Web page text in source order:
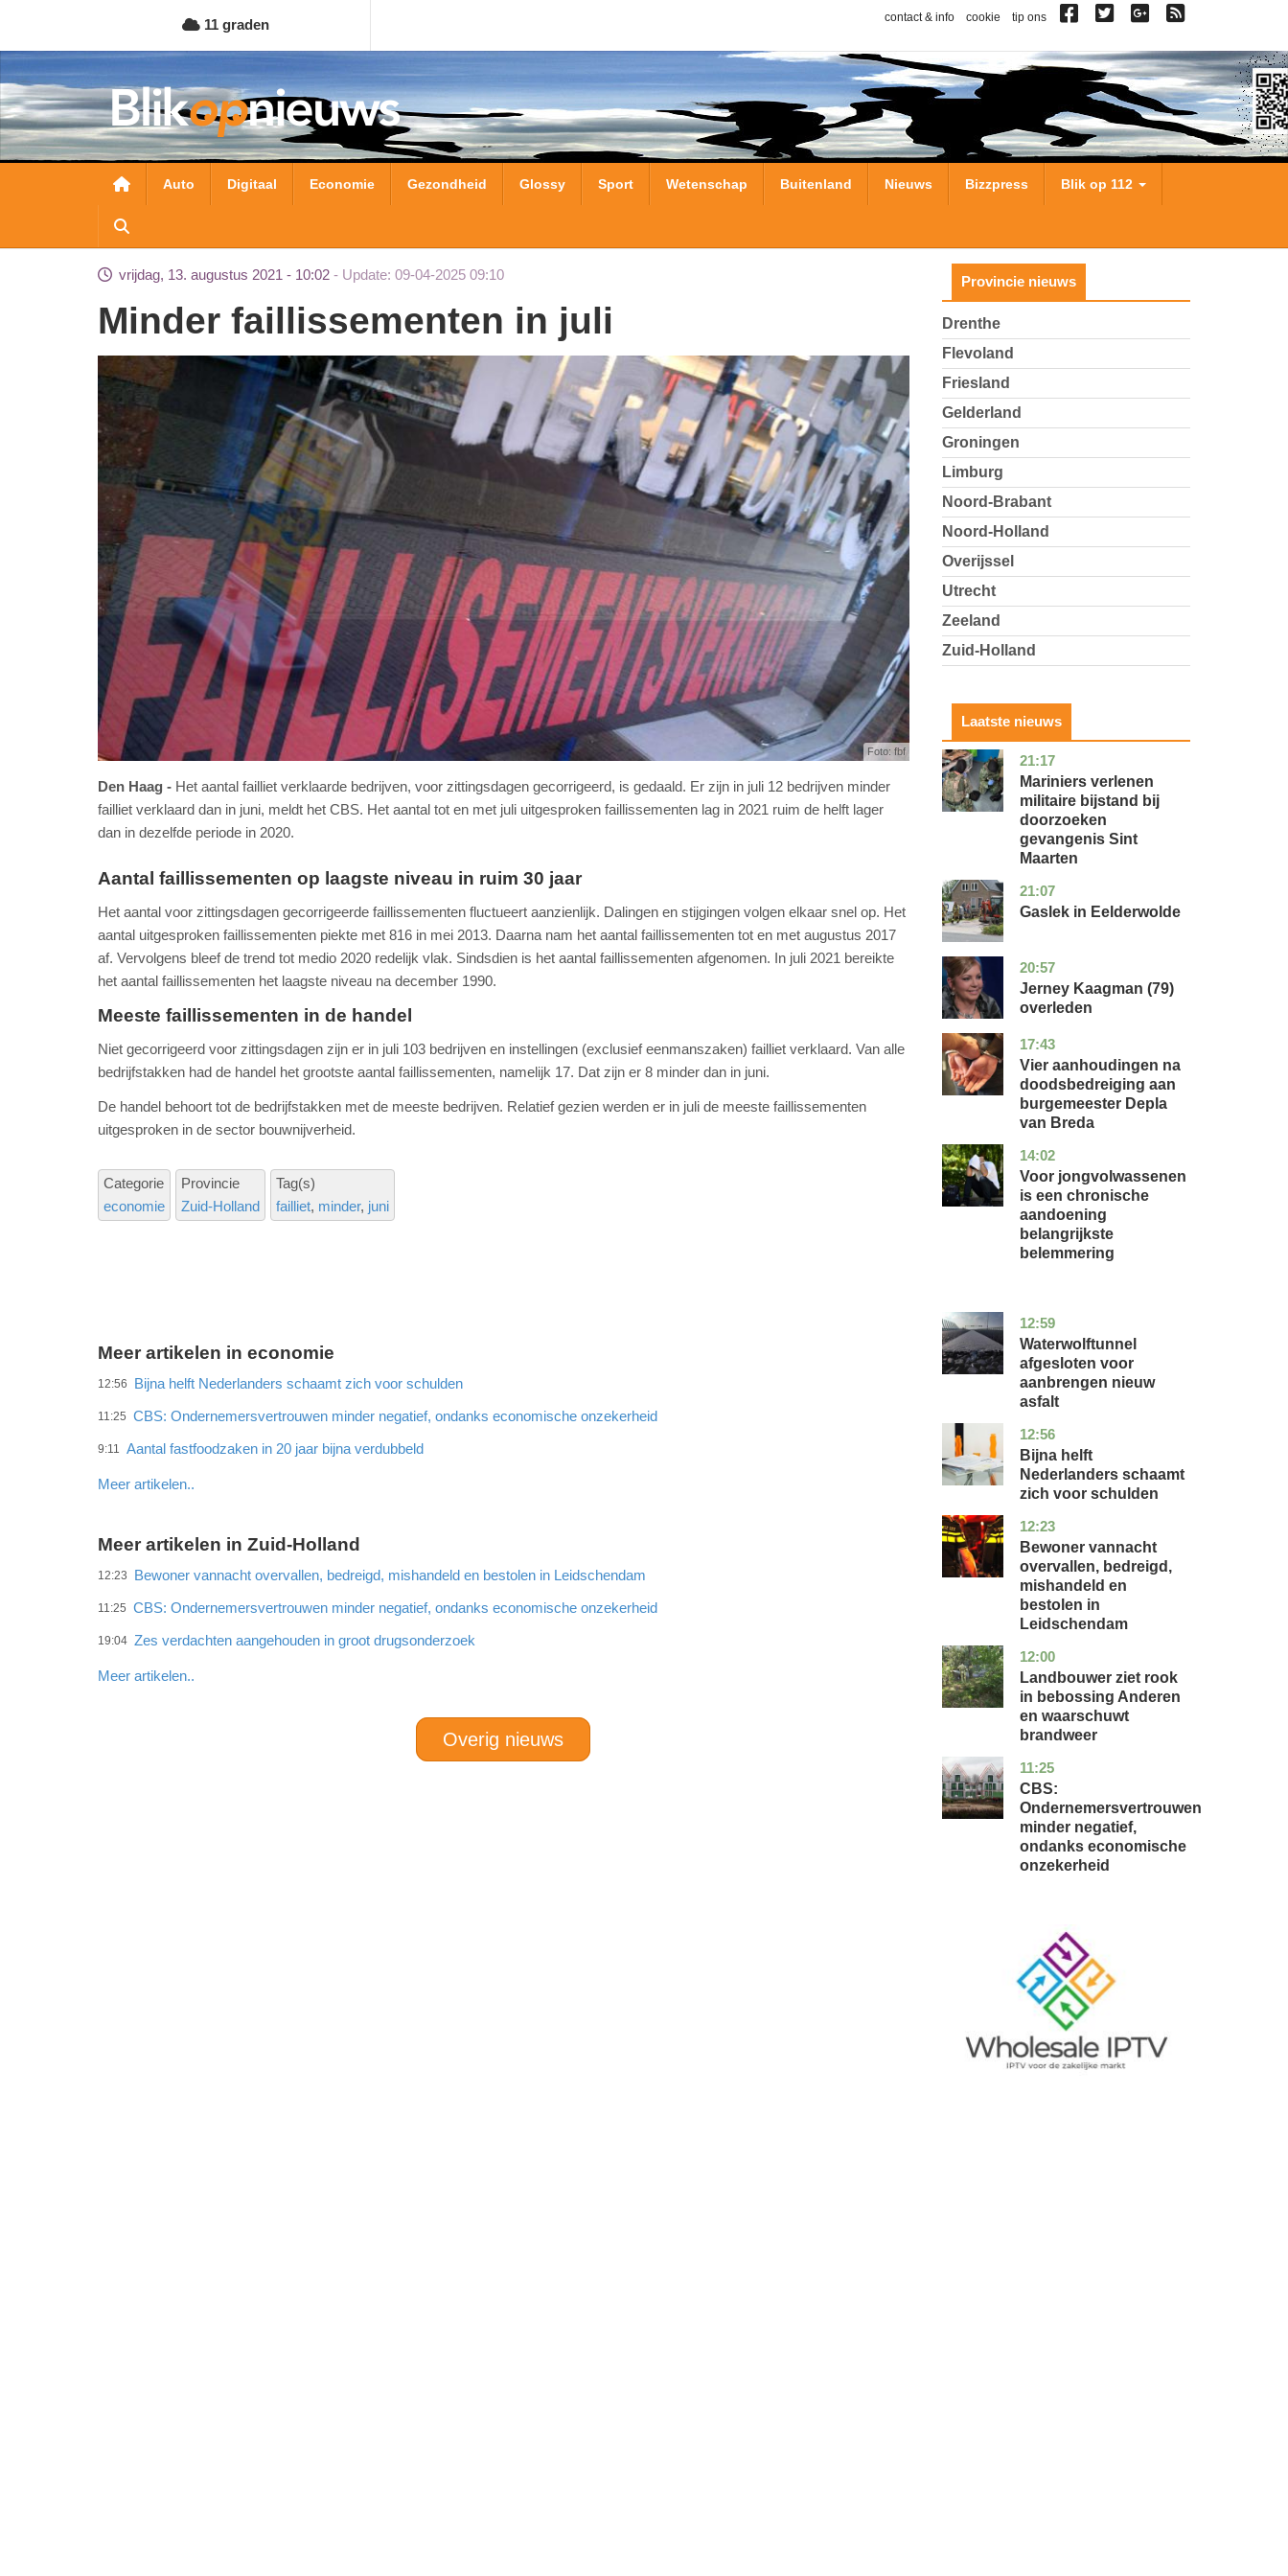
naar
de
inhoud
gaan
11 graden contact & info cookie tip ons
Hoofdnavigatie
Auto Digitaal Economie Gezondheid Glossy Sport Wetenschap Buitenland Nieuws Bizzpress Blik op 112
vrijdag, 13. augustus 2021 - 10:02 Update: 09-04-2025 09:10
Minder faillissementen in juli
Foto: fbf
Den Haag
Het aantal failliet verklaarde bedrijven, voor zittingsdagen gecorrigeerd, is gedaald. Er zijn in juli 12 bedrijven minder
failliet verklaard dan in juni, meldt het CBS. Het aantal tot en met juli uitgesproken faillissementen lag in 2021 ruim de helft lager
dan in dezelfde periode in 2020.
Aantal faillissementen op laagste niveau in ruim 30 jaar
Het aantal voor zittingsdagen gecorrigeerde faillissementen fluctueert aanzienlijk. Dalingen en stijgingen volgen elkaar snel op. Het
aantal uitgesproken faillissementen piekte met 816 in mei 2013. Daarna nam het aantal faillissementen tot en met augustus 2017
af. Vervolgens bleef de trend tot medio 2020 redelijk vlak. Sindsdien is het aantal faillissementen afgenomen. In juli 2021 bereikte
het aantal faillissementen het laagste niveau na december 1990.
Meeste faillissementen in de handel
Niet gecorrigeerd voor zittingsdagen zijn er in juli 103 bedrijven en instellingen (exclusief eenmanszaken) failliet verklaard. Van alle
bedrijfstakken had de handel het grootste aantal faillissementen, namelijk 17. Dat zijn er 8 minder dan in juni.
De handel behoort tot de bedrijfstakken met de meeste bedrijven. Relatief gezien werden er in juli de meeste faillissementen
uitgesproken in de sector bouwnijverheid.
Categorie
economie
Provincie
Zuid-Holland
Tag(s)
failliet minder juni
Meer artikelen in economie
12:56 Bijna helft Nederlanders schaamt zich voor schulden
11:25 CBS: Ondernemersvertrouwen minder negatief, ondanks economische onzekerheid
9:11 Aantal fastfoodzaken in 20 jaar bijna verdubbeld
Meer artikelen..
Meer artikelen in Zuid-Holland
12:23 Bewoner vannacht overvallen, bedreigd, mishandeld en bestolen in Leidschendam
11:25 CBS: Ondernemersvertrouwen minder negatief, ondanks economische onzekerheid
19:04 Zes verdachten aangehouden in groot drugsonderzoek
Meer artikelen..
Overig nieuws
Provincie nieuws
Drenthe
Flevoland
Friesland
Gelderland
Groningen
Limburg
Noord-Brabant
Noord-Holland
Overijssel
Utrecht
Zeeland
Zuid-Holland
Laatste nieuws
21:17
buitenland
Mariniers verlenen
militaire bijstand bij
doorzoeken
gevangenis Sint
Maarten
21:07
drenthe
nieuws
Gaslek in Eelderwolde
20:57
noord-
glossy
Jerney Kaagman (79)
overleden
17:43
noord-
brabant
nieuws
Vier aanhoudingen na
doodsbedreiging aan
burgemeester Depla
van Breda
14:02
utrecht
gezondheid
Voor jongvolwassenen
is een chronische
aandoening
belangrijkste
belemmering
12:59
noord-
holland
nieuws
Waterwolftunnel
afgesloten voor
aanbrengen nieuw
asfalt
12:56
noord-
holland
economie
Bijna helft
Nederlanders schaamt
zich voor schulden
12:23
zuid-
holland
nieuws
Bewoner vannacht
overvallen, bedreigd,
mishandeld en
bestolen in
Leidschendam
12:00
drenthe
nieuws
Landbouwer ziet rook
in bebossing Anderen
en waarschuwt
brandweer
11:25
zuid-
holland
economie
CBS:
Ondernemersvertrouwen
minder negatief,
ondanks economische
onzekerheid